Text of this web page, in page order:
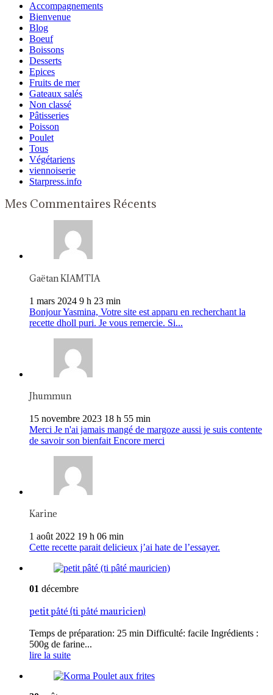
Accompagnements
Bienvenue
Blog
Boeuf
Boissons
Desserts
Epices
Fruits de mer
Gateaux salés
Non classé
Pâtisseries
Poisson
Poulet
Tous
Végétariens
viennoiserie
Starpress.info
Mes Commentaires Récents
Gaëtan KIAMTIA
1 mars 2024 9 h 23 min
Bonjour Yasmina, Votre site est apparu en recherchant la
recette dholl puri. Je vous remercie. Si...
Jhummun
15 novembre 2023 18 h 55 min
Merci Je n'ai jamais mangé de margoze aussi je suis contente
de savoir son bienfait Encore merci
Karine
1 août 2022 19 h 06 min
Cette recette parait delicieux j’ai hate de l’essayer.
01 décembre
petit pâté (ti pâté mauricien)
Temps de préparation: 25 min Difficulté: facile Ingrédients :
500g de farine...
lire la suite